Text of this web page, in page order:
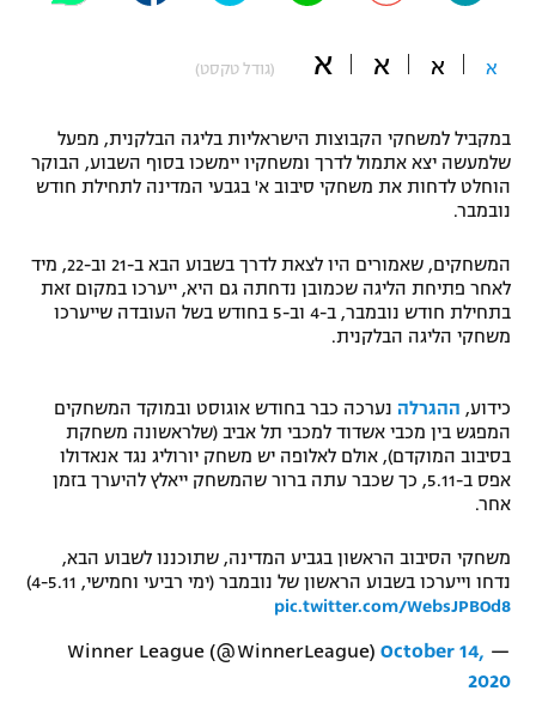
תקנון משתתפים וזוכים בפרסים
תקנון עבור פעילות אלקטרה
תקנון עבור פעילות ספורט 1 – "מרלן"
טניס
גיימינג E-Sports
תנאי שימוש
מדיניות פרטיות
תקנון פעילות ספורט 1
רשיון להקרנה פומבית לבית עסק
הצטרפות לחבילת הערוצים
לוח דרושים – ג'ובנט
כדורמים
פוטבול אמריקאי NFL
בייסבול MLB
ספורט אתגרי ואקסטרים
גיימינג E-Sports
א א א א (גודל טקסט)
במקביל למשחקי הקבוצות הישראליות בליגה הבלקנית, מפעל
שלמעשה יצא אתמול לדרך ומשחקיו יימשכו בסוף השבוע, הבוקר
הוחלט לדחות את משחקי סיבוב א' בגבעי המדינה לתחילת חודש
נובמבר.
המשחקים, שאמורים היו לצאת לדרך בשבוע הבא ב-21 וב-22, מיד
לאחר פתיחת הליגה שכמובן נדחתה גם היא, ייערכו במקום זאת
בתחילת חודש נובמבר, ב-4 וב-5 בחודש בשל העובדה שייערכו
משחקי הליגה הבלקנית.
כידוע, ההגרלה נערכה כבר בחודש אוגוסט ובמוקד המשחקים
המפגש בין מכבי אשדוד למכבי תל אביב (שלראשונה משחקת
בסיבוב המוקדם), אולם לאלופה יש משחק יורוליג נגד אנאדולו
אפס ב-5.11, כך שכבר עתה ברור שהמשחק ייאלץ להיערך בזמן
אחר.
משחקי הסיבוב הראשון בגביע המדינה, שתוכננו לשבוע הבא,
נדחו וייערכו בשבוע הראשון של נובמבר (ימי רביעי וחמישי, 4-5.11)
pic.twitter.com/WebsJPBOd8
— Winner League (@WinnerLeague)
October 14,
2020